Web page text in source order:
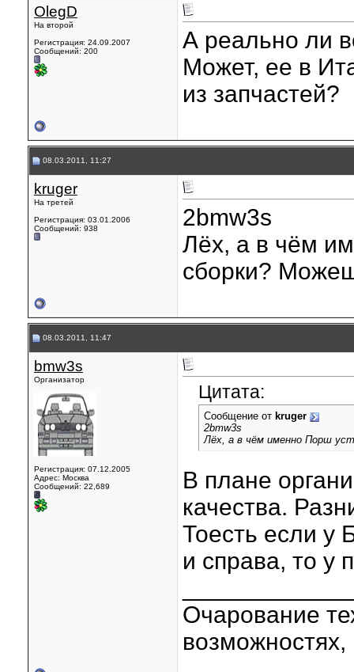
OlegD
На второй
Регистрация: 24.09.2007
Сообщений: 200
А реально ли
Может, ее в
из запчастей?
08.03.2011, 11:27
kruger
На третей
Регистрация: 03.01.2006
Сообщений: 938
2bmw3s
Лёх, а в чём
сборки?
08.03.2011, 11:47
bmw3s
Организатор
Регистрация: 07.12.2005
Адрес: Москва
Сообщений: 22,689
Цитата:
Сообщение от kruger
2bmw3s
Лёх, а в чём именно Порш
В плане
качества.
Тоесть если у
и справа, то у
Очарование
возможностях,